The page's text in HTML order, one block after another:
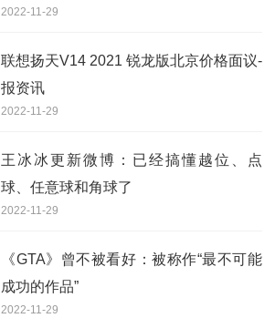
2022-11-29
联想扬天V14 2021 锐龙版北京价格面议-
报资讯
2022-11-29
王冰冰更新微博：已经搞懂越位、点
球、任意球和角球了
2022-11-29
《GTA》曾不被看好：被称作“最不可能
成功的作品”
2022-11-29